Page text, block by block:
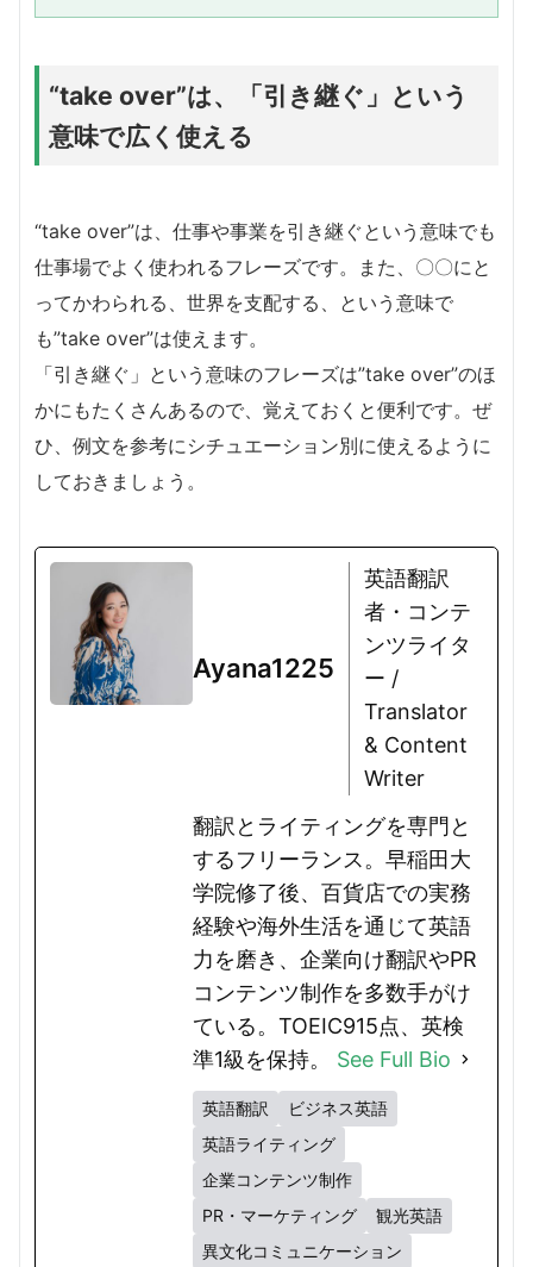
“take over”は、「引き継ぐ」という
意味で広く使える
“take over”は、仕事や事業を引き継ぐという意味でも
仕事場でよく使われるフレーズです。また、〇〇にと
ってかわられる、世界を支配する、という意味で
も”take over”は使えます。
「引き継ぐ」という意味のフレーズは”take over”のほ
かにもたくさんあるので、覚えておくと便利です。ぜ
ひ、例文を参考にシチュエーション別に使えるように
しておきましょう。
Ayana1225
英語翻訳
者・コンテ
ンツライタ
ー /
Translator
& Content
Writer
翻訳とライティングを専門と
するフリーランス。早稲田大
学院修了後、百貨店での実務
経験や海外生活を通じて英語
力を磨き、企業向け翻訳やPR
コンテンツ制作を多数手がけ
ている。TOEIC915点、英検
準1級を保持。 See Full Bio
英語翻訳
ビジネス英語
英語ライティング
企業コンテンツ制作
PR・マーケティング
観光英語
異文化コミュニケーション